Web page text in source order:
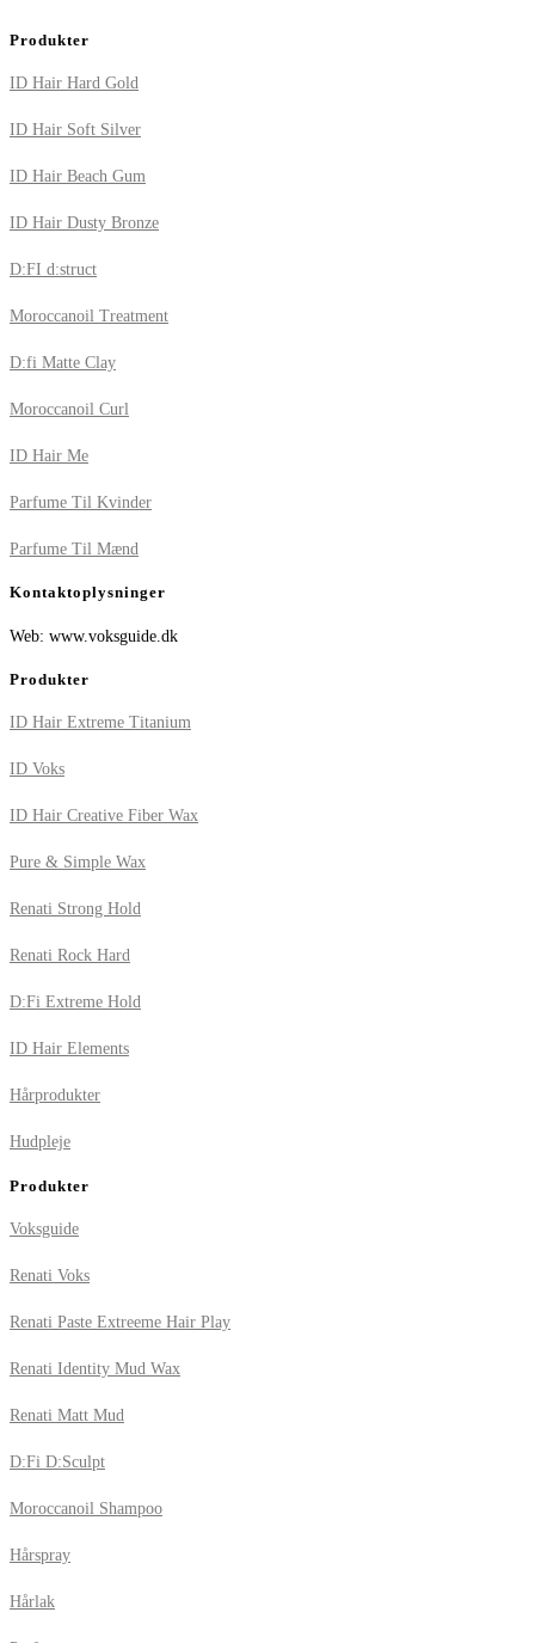
Produkter
ID Hair Hard Gold
ID Hair Soft Silver
ID Hair Beach Gum
ID Hair Dusty Bronze
D:FI d:struct
Moroccanoil Treatment
D:fi Matte Clay
Moroccanoil Curl
ID Hair Me
Parfume Til Kvinder
Parfume Til Mænd
Kontaktoplysninger
Web: www.voksguide.dk
Produkter
ID Hair Extreme Titanium
ID Voks
ID Hair Creative Fiber Wax
Pure & Simple Wax
Renati Strong Hold
Renati Rock Hard
D:Fi Extreme Hold
ID Hair Elements
Hårprodukter
Hudpleje
Produkter
Voksguide
Renati Voks
Renati Paste Extreeme Hair Play
Renati Identity Mud Wax
Renati Matt Mud
D:Fi D:Sculpt
Moroccanoil Shampoo
Hårspray
Hårlak